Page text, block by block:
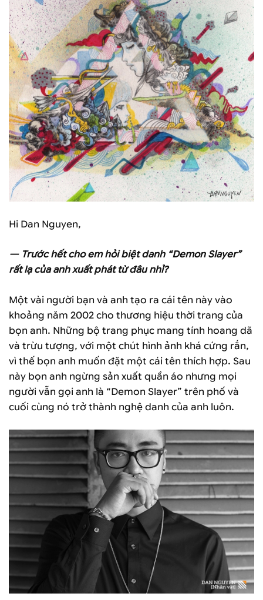
Hi Dan Nguyen,
— Trước hết cho em hỏi biệt danh “Demon Slayer”
rất lạ của anh xuất phát từ đâu nhỉ?
Một vài người bạn và anh tạo ra cái tên này vào
khoảng năm 2002 cho thương hiệu thời trang của
bọn anh. Những bộ trang phục mang tính hoang dã
và trừu tượng, với một chút hình ảnh khá cứng rắn,
vì thế bọn anh muốn đặt một cái tên thích hợp. Sau
này bọn anh ngừng sản xuất quần áo nhưng mọi
người vẫn gọi anh là “Demon Slayer” trên phố và
cuối cùng nó trở thành nghệ danh của anh luôn.